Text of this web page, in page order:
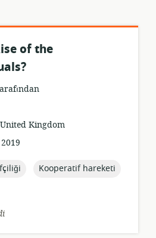
of the
Kingdom
topic:
Kooperatif hareketi